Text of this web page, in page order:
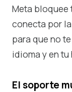
Meta bloquee
conecta por
para que no
idioma y en tu
El soporte